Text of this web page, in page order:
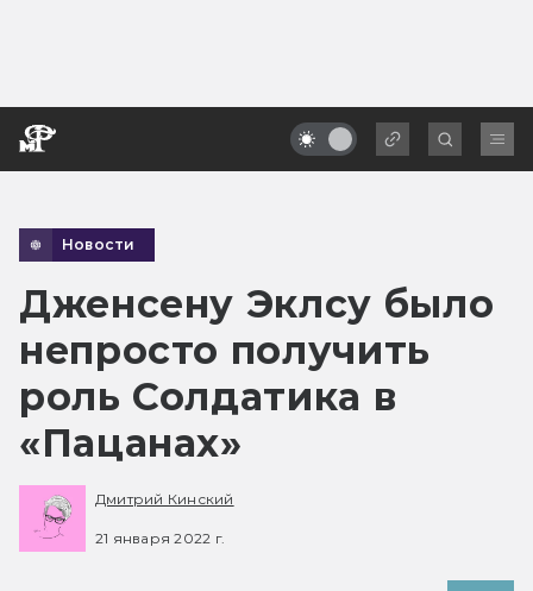
Новости
Дженсену Эклсу было
непросто получить
роль Солдатика в
«Пацанах»
Дмитрий Кинский
21 января 2022 г.